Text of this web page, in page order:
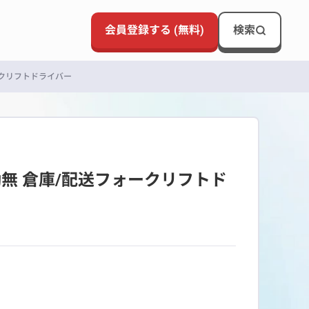
会員登録する (無料) 検索
リフトドライバー
倉庫/配送フォークリフトド